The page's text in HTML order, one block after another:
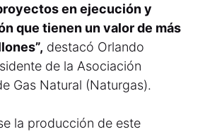
en ejecución y
que tienen un valor de más
destacó Orlando
de la Asociación
Gas Natural (Naturgas).
la producción de este